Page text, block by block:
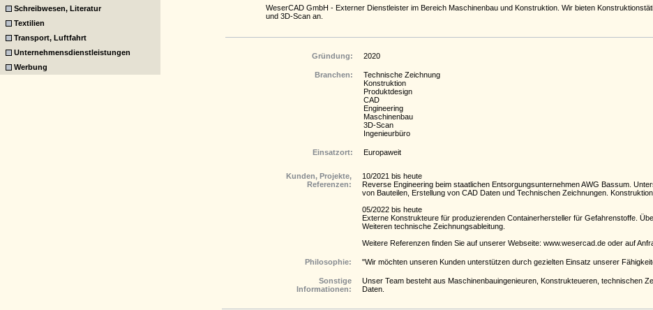
Schreibwesen, Literatur
Textilien
Transport, Luftfahrt
Unternehmensdienstleistungen
Werbung
WeserCAD GmbH - Externer Dienstleister im Bereich Maschinenbau und Konstruktion. Wir bieten
und 3D-Scan an.
Gründung: 2020
Branchen:
Technische Zeichnung
Konstruktion
Produktdesign
CAD
Engineering
Maschinenbau
3D-Scan
Ingenieurbüro
Einsatzort: Europaweit
Kunden, Projekte,
Referenzen:
10/2021 bis heute
Reverse Engineering beim staatlichen Entsorgungsunternehmen AWG Bassum.
von Bauteilen, Erstellung von CAD Daten und Technischen Zeichnungen.
05/2022 bis heute
Externe Konstrukteure für produzierenden Containerhersteller für Gefahrenstoffe.
Weiteren technische Zeichnungsableitung.
Weitere Referenzen finden Sie auf unserer Webseite: www.wesercad.de oder auf
Philosophie: "Wir möchten unseren Kunden unterstützen durch gezielten Einsatz unserer
Sonstige
Informationen:
Unser Team besteht aus Maschinenbauingenieuren, Konstrukteueren, technischen
Daten.